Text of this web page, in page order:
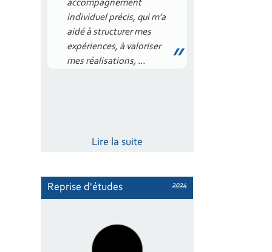
accompagnement
individuel précis, qui m’a
aidé à structurer mes
expériences, à valoriser
mes réalisations, ...
Lire la suite
Reprise d'études 2024